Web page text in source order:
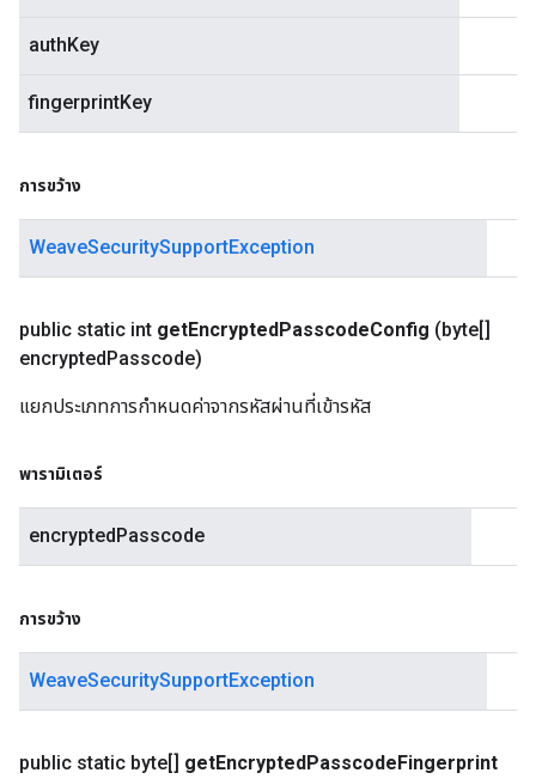
authKey
fingerprintKey
การขว้าง
WeaveSecuritySupportException
public static int getEncryptedPasscodeConfig (byte[]
encryptedPasscode)
แยกประเภทการกำหนดค่าจากรหัสผ่านที่เข้ารหัส
พารามิเตอร์
encryptedPasscode
การขว้าง
WeaveSecuritySupportException
public static byte[] getEncryptedPasscodeFingerprint